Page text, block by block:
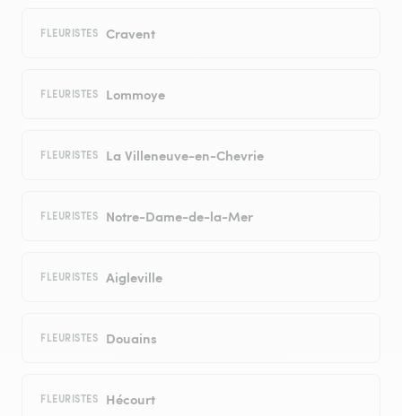
FLEURISTES Cravent
FLEURISTES Lommoye
FLEURISTES La Villeneuve-en-Chevrie
FLEURISTES Notre-Dame-de-la-Mer
FLEURISTES Aigleville
FLEURISTES Douains
FLEURISTES Hécourt